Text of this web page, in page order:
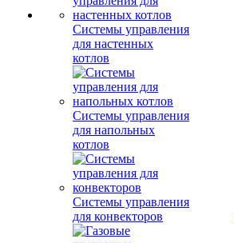
Системы управления
для настенных
котлов
Системы управления
для напольных
котлов
Системы управления
для конвекторов